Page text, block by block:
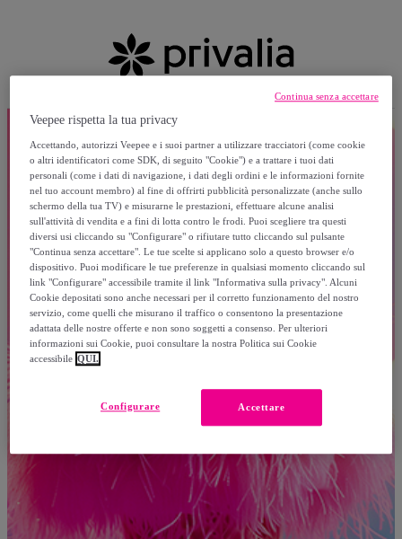
Veepee rispetta la tua privacy
Accettando, autorizzi Veepee e i suoi partner a utilizzare tracciatori (come cookie
o altri identificatori come SDK, di seguito "Cookie") e a trattare i tuoi dati
personali (come i dati di navigazione, i dati degli ordini e le informazioni fornite
nel tuo account membro) al fine di offrirti pubblicità personalizzate (anche sullo
schermo della tua TV) e misurarne le prestazioni, effettuare alcune analisi
sull'attività di vendita e a fini di lotta contro le frodi. Puoi scegliere tra questi
diversi usi cliccando su "Configurare" o rifiutare tutto cliccando sul pulsante
"Continua senza accettare". Le tue scelte si applicano solo a questo browser e/o
dispositivo. Puoi modificare le tue preferenze in qualsiasi momento cliccando sul
link "Configurare" accessibile tramite il link "Informativa sulla privacy". Alcuni
Cookie depositati sono anche necessari per il corretto funzionamento del nostro
servizio, come quelli che misurano il traffico o consentono la presentazione
adattata delle nostre offerte e non sono soggetti a consenso. Per ulteriori
informazioni sui Cookie, puoi consultare la nostra Politica sui Cookie
accessibile QUI.
Accettare
Configurare
Continua senza accettare